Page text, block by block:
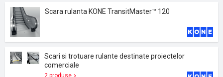
Scara rulanta KONE TransitMaster™ 120
Scari si trotuare rulante destinate proiectelor
comerciale
2 produse